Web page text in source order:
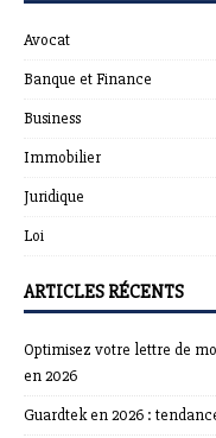
Avocat
Banque et Finance
Business
Immobilier
Juridique
Loi
ARTICLES RÉCENTS
Optimisez votre lettre de
en 2026
Guardtek en 2026 :